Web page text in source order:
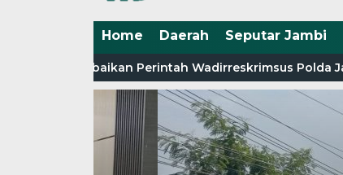
Home Daerah Seputar Jambi
Barat abaikan Perintah Wadirreskrimsus Polda Jambi.